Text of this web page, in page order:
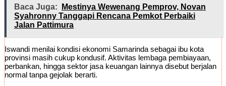
Baca Juga:
Mestinya Wewenang Pemprov, Novan
Syahronny Tanggapi Rencana Pemkot Perbaiki
Jalan Pattimura
Iswandi menilai kondisi ekonomi Samarinda sebagai ibu kota
provinsi masih cukup kondusif. Aktivitas lembaga pembiayaan,
perbankan, hingga sektor jasa keuangan lainnya disebut berjalan
normal tanpa gejolak berarti.